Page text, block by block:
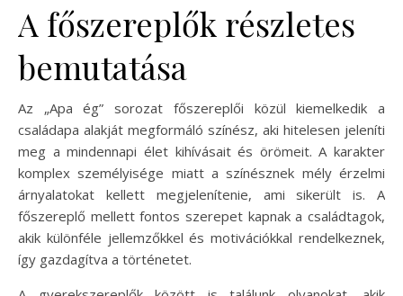
A főszereplők részletes
bemutatása
Az „Apa ég” sorozat főszereplői közül kiemelkedik a
családapa alakját megformáló színész, aki hitelesen jeleníti
meg a mindennapi élet kihívásait és örömeit. A karakter
komplex személyisége miatt a színésznek mély érzelmi
árnyalatokat kellett megjelenítenie, ami sikerült is. A
főszereplő mellett fontos szerepet kapnak a családtagok,
akik különféle jellemzőkkel és motivációkkal rendelkeznek,
így gazdagítva a történetet.